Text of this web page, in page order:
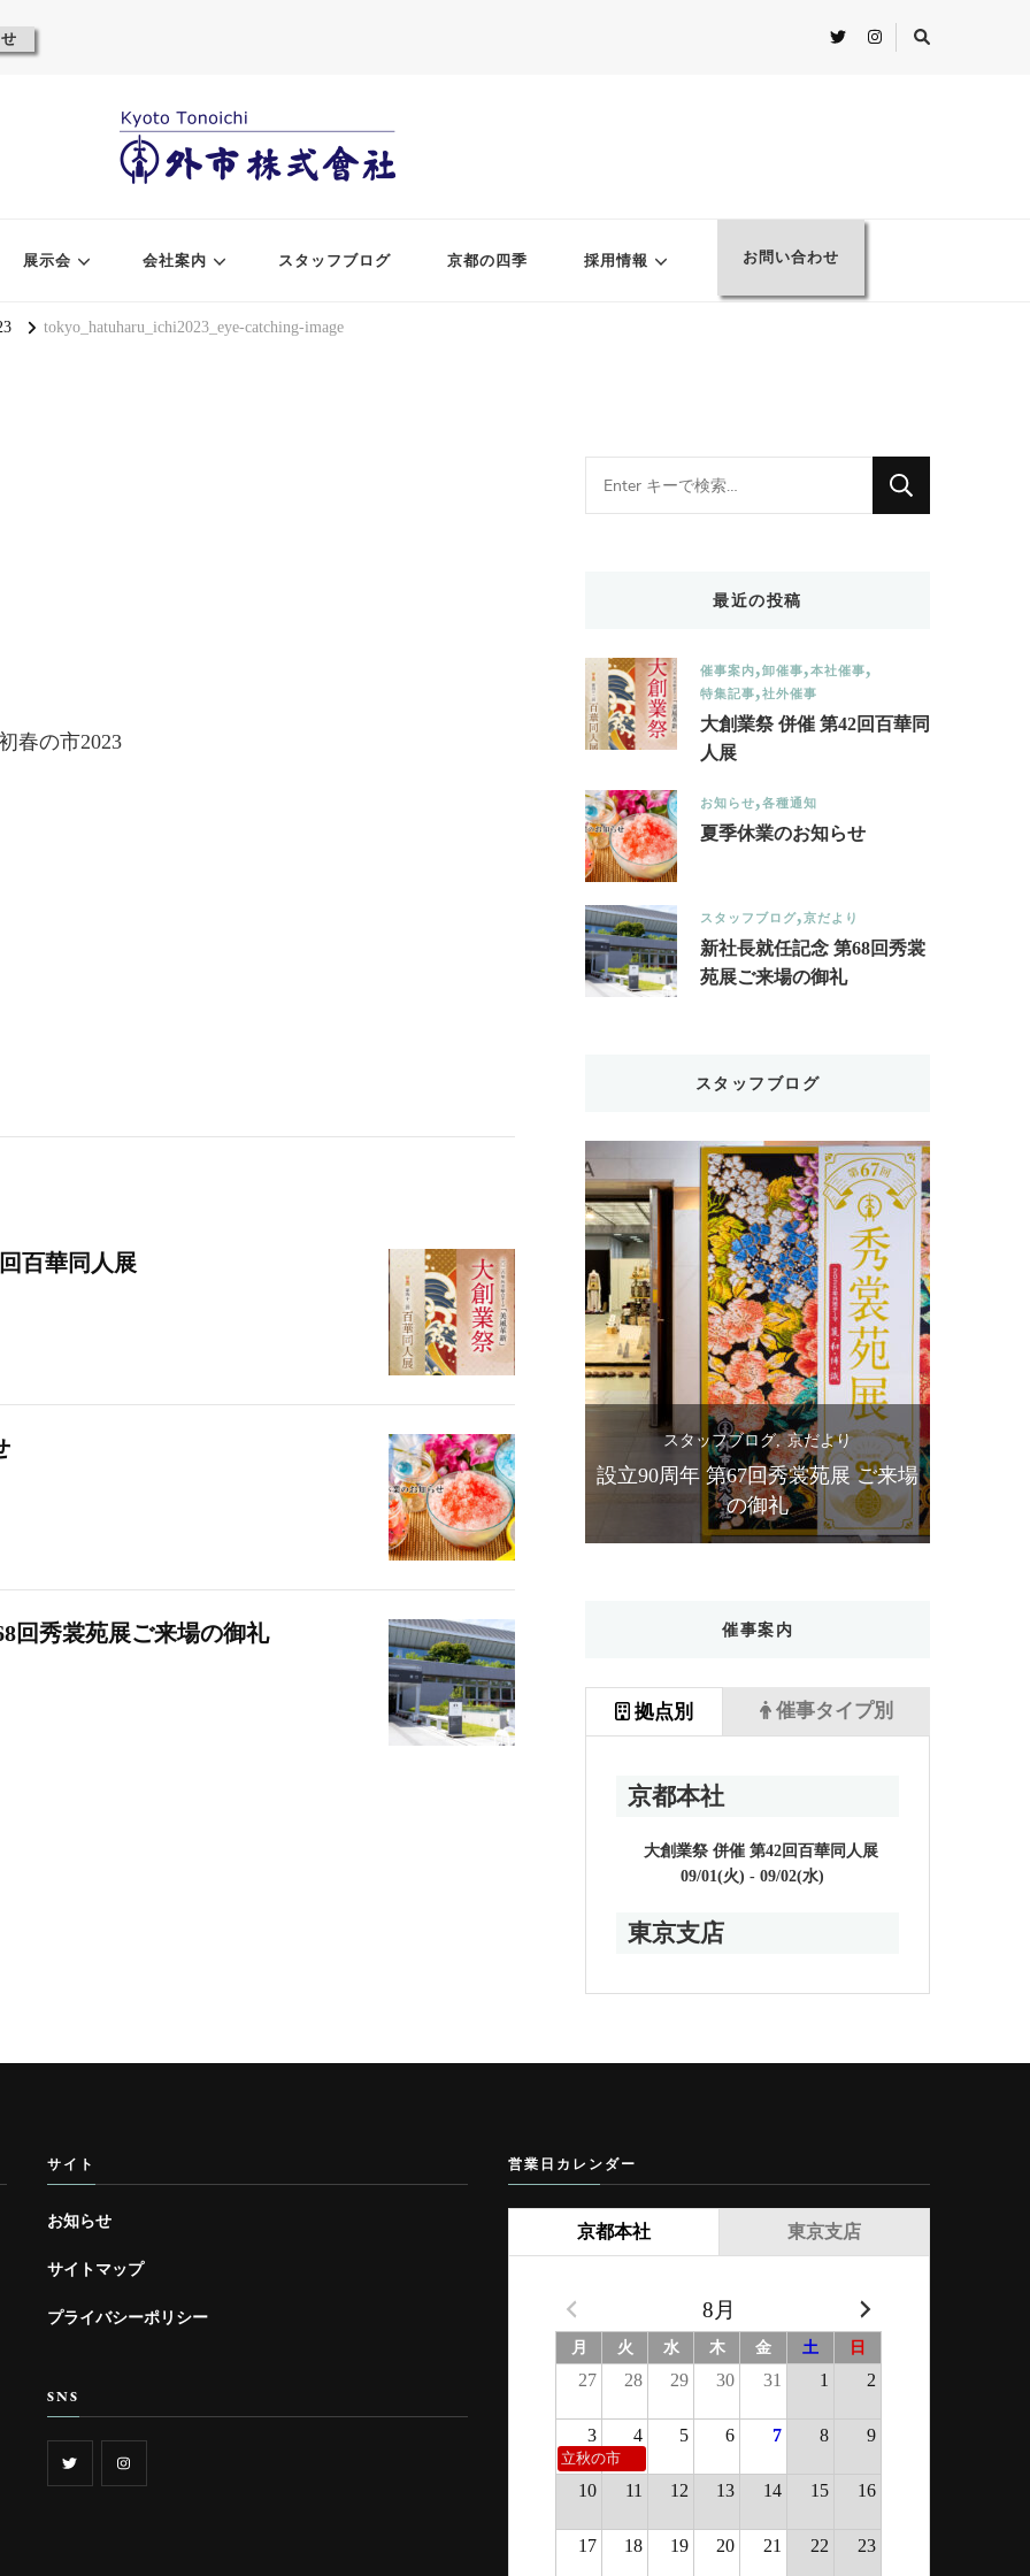
展示会 会社案内 スタッフブログ 京都の四季 採用情報 お問い合わせ
tokyo_hatuharu_ichi2023_eye-catching-image
春の市2023
百華同人展
回秀裳苑展ご来場の御礼
for
最近の投稿
催事案内 卸催事
本社催事
特集記事
社外催事
大創業祭 併催 第42回百華同
人展
お知らせ 各種通知
夏季休業のお知らせ
スタッフブログ 京だより
新社長就任記念 第68回秀裳
苑展ご来場の御礼
スタッフブログ
スタッフブログ 京だより
新社長就任記念 第68回秀裳苑展ご
来場の御礼
スタッフブログ 京だより
設立90周年 第67回秀裳苑展 ご来場
の御礼
催事案内
拠点別
京都本社
大創業祭 併催 第42回百華同人展
09/01(火) - 09/02(水)
東京支店
催事タイプ別
サイト
お知らせ
サイトマップ
プライバシーポリシー
SNS
営業日カレンダー
京都本社
8月
月 火 水 木 金 土 日
27 28 29 30 31 1 2
3 4 5 6 7 8 9
立秋の市
10 11 12 13 14 15 16
17 18 19 20 21 22 23
東京支店